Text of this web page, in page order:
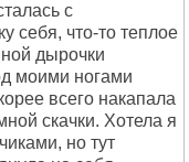
с
себя, что-то теплое
дырочки
моими ногами
всего накапала
скачки. Хотела я
но тут